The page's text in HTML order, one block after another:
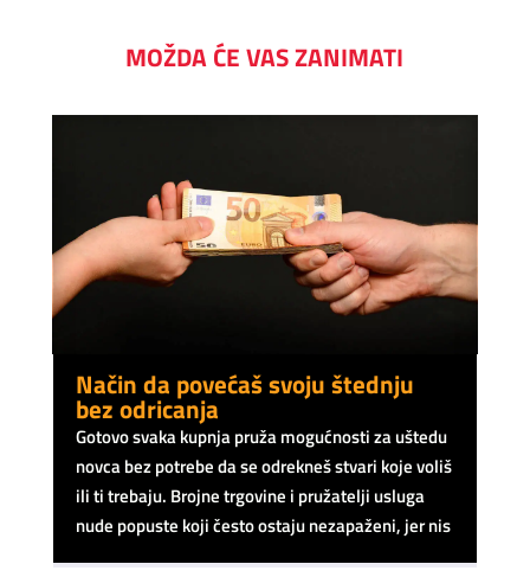
MOŽDA ĆE VAS ZANIMATI
Način da povećaš svoju štednju
bez odricanja
Gotovo svaka kupnja pruža mogućnosti za uštedu
novca bez potrebe da se odrekneš stvari koje voliš
ili ti trebaju. Brojne trgovine i pružatelji usluga
nude popuste koji često ostaju nezapaženi, jer nis